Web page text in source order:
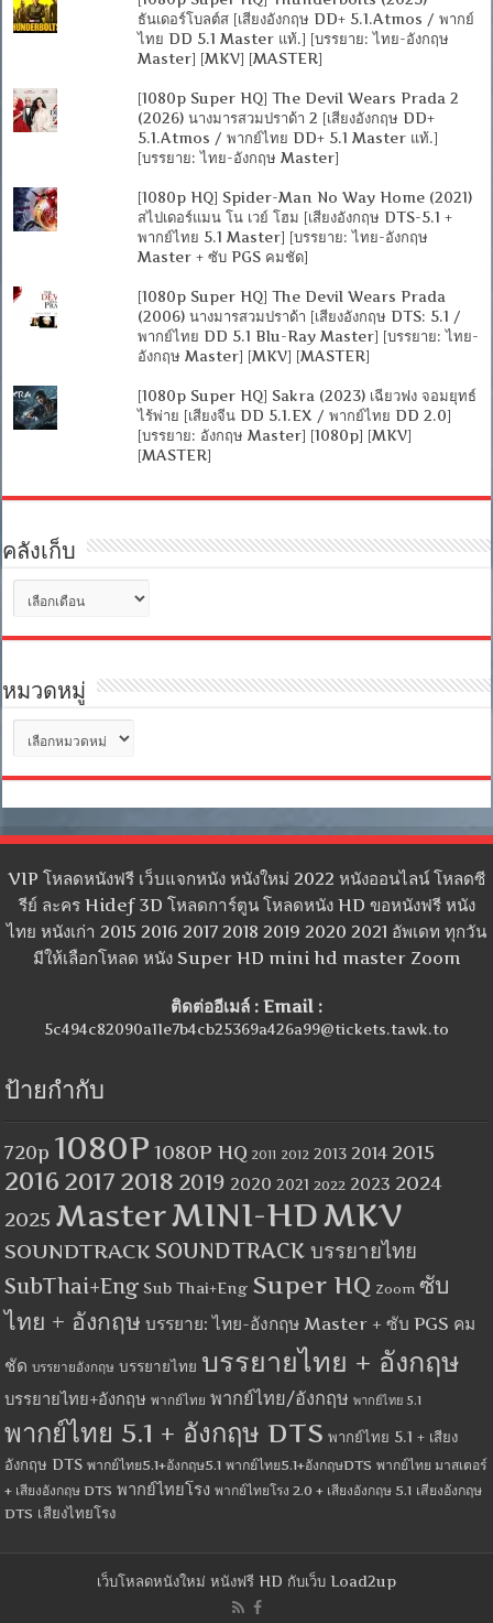
ธันเดอร์โบลต์ส [เสียงอังกฤษ DD+ 5.1.Atmos / พากย์
ไทย DD 5.1 Master แท้.] [บรรยาย: ไทย-อังกฤษ
Master] [MKV] [MASTER]
[1080p Super HQ] The Devil Wears Prada 2
(2026) นางมารสวมปราด้า 2 [เสียงอังกฤษ DD+
5.1.Atmos / พากย์ไทย DD+ 5.1 Master แท้.]
[บรรยาย: ไทย-อังกฤษ Master]
[1080p HQ] Spider-Man No Way Home (2021)
สไปเดอร์แมน โน เวย์ โฮม [เสียงอังกฤษ DTS-5.1 +
พากย์ไทย 5.1 Master] [บรรยาย: ไทย-อังกฤษ
Master + ซับ PGS คมชัด]
[1080p Super HQ] The Devil Wears Prada
(2006) นางมารสวมปราด้า [เสียงอังกฤษ DTS: 5.1 /
พากย์ไทย DD 5.1 Blu-Ray Master] [บรรยาย: ไทย-
อังกฤษ Master] [MKV] [MASTER]
[1080p Super HQ] Sakra (2023) เฉียวฟง จอมยุทธ์
ไร้พ่าย [เสียงจีน DD 5.1.EX / พากย์ไทย DD 2.0]
[บรรยาย: อังกฤษ Master] [1080p] [MKV]
[MASTER]
คลังเก็บ
เก็บ
หมวดหมู่
หมู่
VIP โหลดหนังฟรี เว็บแจกหนัง หนังใหม่ 2022 หนังออนไลน์ โหลดซี
รีย์ ละคร Hidef 3D โหลดการ์ตูน โหลดหนัง HD ขอหนังฟรี หนัง
ไทย หนังเก่า 2015 2016 2017 2018 2019 2020 2021 อัพเดท ทุกวัน
มีให้เลือกโหลด หนัง Super HD mini hd master Zoom
ติดต่ออีเมล์ : Email :
5c494c82090a11e7b4cb25369a426a99@tickets.tawk.to
ป้ายกำกับ
720p 1080P 1080P HQ 2011 2012 2013 2014 2015
2016 2017 2018 2019 2020 2021 2022 2023 2024
2025 MasterMINI-HDMKV
SOUNDTRACK SOUNDTRACK บรรยายไทย
SubThai+Eng Sub Thai+Eng Super HQ Zoom ซับ
ไทย + อังกฤษ บรรยาย: ไทย-อังกฤษ Master + ซับ PGS คม
ชัด บรรยายอังกฤษ บรรยายไทย บรรยายไทย + อังกฤษ
บรรยายไทย+อังกฤษ พากย์ไทย พากย์ไทย/อังกฤษ พากย์ไทย 5.1
พากย์ไทย 5.1 + อังกฤษ DTS พากย์ไทย 5.1 + เสียง
อังกฤษ DTS พากย์ไทย5.1+อังกฤษ5.1 พากย์ไทย5.1+อังกฤษDTS พากย์ไทย มาสเตอร์
+ เสียงอังกฤษ DTS พากย์ไทยโรง พากย์ไทยโรง 2.0 + เสียงอังกฤษ 5.1 เสียงอังกฤษ
DTS เสียงไทยโรง
เว็บโหลดหนังใหม่ หนังฟรี HD กับเว็บ Load2up